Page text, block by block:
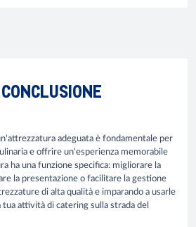
adeguata è fondamentale per
e offrire un'esperienza memorabile
ha una funzione specifica: migliorare la
la presentazione o facilitare la gestione
di alta qualità e imparando a usarle
attività di catering sulla strada del